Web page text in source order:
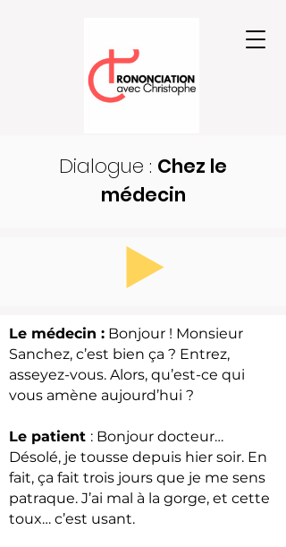
Dialogue : Chez le
médecin
Le médecin : Bonjour ! Monsieur
Sanchez, c’est bien ça ? Entrez,
asseyez-vous. Alors, qu’est-ce qui
vous amène aujourd’hui ?
Le patient : Bonjour docteur…
Désolé, je tousse depuis hier soir. En
fait, ça fait trois jours que je me sens
patraque. J’ai mal à la gorge, et cette
toux… c’est usant.